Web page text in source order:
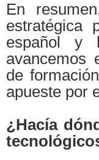
En
estratégica
español y
avancemos
de
apueste por
¿Hacía